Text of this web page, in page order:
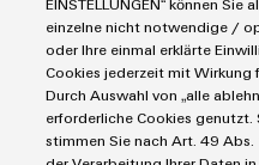
Smart Cabinet Building
Workplace Solutions
Connectivity Consulting
Weidmüller Configurator
Engineering-Daten
eShop
Maschinen und Fabrikautomation
Energie
Transport
Gerätehersteller
Prozess
Datenschutzerklärung
Impressum
E-Mail Kontakte
einzelne nicht notwendige /
oder Ihre einmal erklärte
Cookies jederzeit mit Wirkung
Durch Auswahl von „alle
erforderliche Cookies
stimmen Sie nach Art. 49